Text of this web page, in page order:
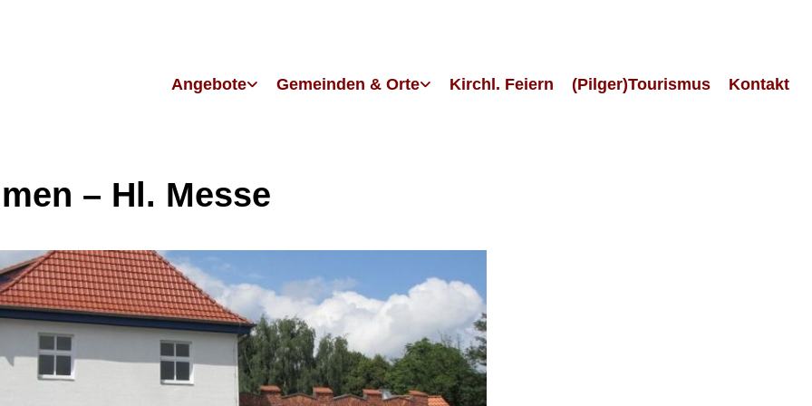
Angebote Gemeinden & Orte Kirchl. Feiern (Pilger)Tourismus Kontakt
– Hl. Messe